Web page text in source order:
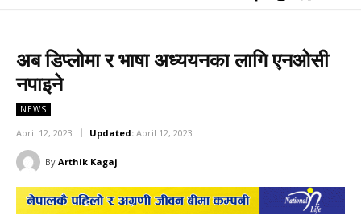
अब डिप्लोमा र भाषा अध्ययनका लागि एनओसी
नपाइने
NEWS
April 12, 2023 Updated: April 12, 2023
By Arthik Kagaj